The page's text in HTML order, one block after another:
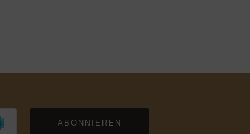
ABONNIEREN